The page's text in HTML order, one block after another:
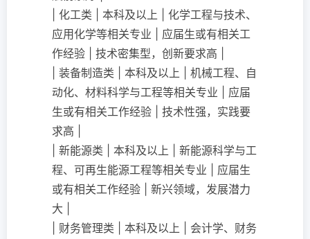
| 化工类 | 本科及以上 | 化学工程与技术、
应用化学等相关专业 | 应届生或有相关工
作经验 | 技术密集型，创新要求高 |
| 装备制造类 | 本科及以上 | 机械工程、自
动化、材料科学与工程等相关专业 | 应届
生或有相关工作经验 | 技术性强，实践要
求高 |
| 新能源类 | 本科及以上 | 新能源科学与工
程、可再生能源工程等相关专业 | 应届生
或有相关工作经验 | 新兴领域，发展潜力
大 |
| 财务管理类 | 本科及以上 | 会计学、财务